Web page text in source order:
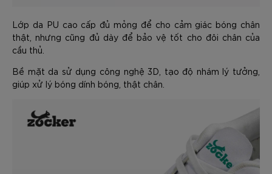
Lớp da PU cao cấp đủ mỏng để cho cảm giác bóng chân
thật, nhưng cũng đủ dày để bảo vệ tốt cho đôi chân của
cầu thủ.
Bề mặt da sử dụng công nghệ 3D, tạo độ nhám lý tưởng,
giúp xử lý bóng dính bóng, thật chân.